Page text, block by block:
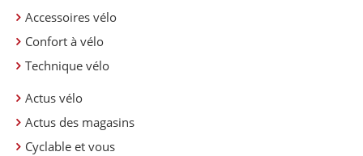
Accessoires vélo
Confort à vélo
Technique vélo
Actus vélo
Actus des magasins
Cyclable et vous